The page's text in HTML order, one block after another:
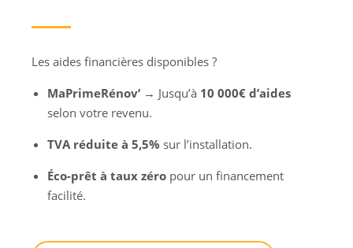
Les aides financières disponibles ?
MaPrimeRénov’ → Jusqu’à 10 000€ d’aides
selon votre revenu.
TVA réduite à 5,5% sur l’installation.
Éco-prêt à taux zéro pour un financement
facilité.